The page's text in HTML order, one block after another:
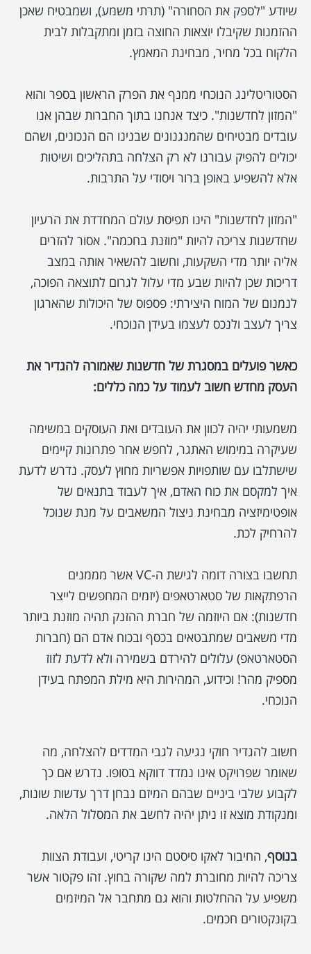
שיודע "לספק את הסחורה" (תרתי משמע), ושמבטיח שאכן
ההזמנות שקיבלו יוצאות החוצה בזמן ומתקבלות לבית
הלקוח בכל מחיר, מבחינת המאמץ.
הסטוריטלינג הנוכחי ממנף את הפרק הראשון בספר והוא
"המזון לחדשנות". כיצד אנחנו בתוך החברות שבהן אנו
עובדים מבטיחים שהמנגנונים שבנינו הם הנכונים, ושהם
יכולים להפיק עבורנו לא רק הצלחה בתהליכים ושיטות
אלא להשפיע באופן ברור ויסודי על התרבות.
"המזון לחדשנות" הינו תפיסת עולם המחדדת את הרעיון
שחדשנות צריכה להיות "מוזנת בחכמה". אסור להזרים
אליה יותר מדי השקעות, וחשוב להשאיר אותה במצב
דריכות שכן להיות שבע מדי עלול לגרום לתוצאה הפוכה,
לנמנום של המוח היצירתי: פספוס של היכולות שהארגון
צריך לעצב ולנכס לעצמו בעידן הנוכחי.
כאשר פועלים במסגרת של חדשנות שאמורה להגדיר את
העסק מחדש חשוב לעמוד על כמה כללים:
משמעותי יהיה לכוון את העובדים ואת העוסקים במשימה
שעיקרה במימוש האתגר, לחפש אחר פתרונות קיימים
שישתלבו עם שותפויות אפשריות מחוץ לעסק. נדרש לדעת
איך למקסם את כוח האדם, איך לעבוד בתנאים של
אופטימיזציה מבחינת ניצול המשאבים על מנת שנוכל
להרחיק לכת.
תחשבו בצורה דומה לגישת ה-VC אשר מממנים
הרפתקאות של סטארטאפים (יזמים המחפשים לייצר
חדשנות): אם היוזמה של חברת ההזנק תהיה מוזנת ביותר
מדי משאבים שמתבטאים בכסף ובכוח אדם הם (חברות
הסטארטאפ) עלולים להירדם בשמירה ולא לדעת לזוז
מספיק מהר! וכידוע, המהירות היא מילת המפתח בעידן
הנוכחי.
חשוב להגדיר חוקי נגיעה לגבי המדדים להצלחה, מה
שאומר שפרויקט אינו נמדד דווקא בסופו. נדרש אם כך
לקבוע שלבי ביניים שבהם המיזם נבחן דרך עדשות שונות,
ומנקודת מוצא זו ניתן יהיה לחשב את המסלול הלאה.
בנוסף, החיבור לאקו סיסטם הינו קריטי, ועבודת הצוות
צריכה להיות מחוברת למה שקורה בחוץ. זהו פקטור אשר
משפיע על ההחלטות והוא גם מתחבר אל המיזמים
בקונקטורים חכמים.